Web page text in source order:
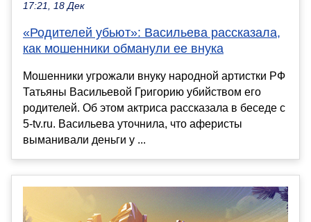
17:21, 18 Дек
«Родителей убьют»: Васильева рассказала,
как мошенники обманули ее внука
Мошенники угрожали внуку народной артистки РФ
Татьяны Васильевой Григорию убийством его
родителей. Об этом актриса рассказала в беседе с
5-tv.ru. Васильева уточнила, что аферисты
выманивали деньги у ...